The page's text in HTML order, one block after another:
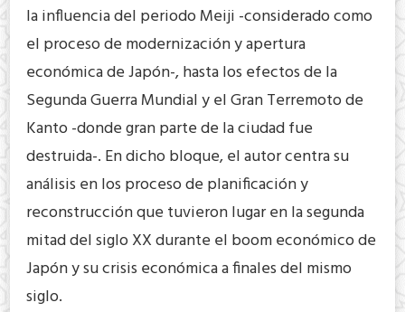
la influencia del periodo Meiji -considerado como
el proceso de modernización y apertura
económica de Japón-, hasta los efectos de la
Segunda Guerra Mundial y el Gran Terremoto de
Kanto -donde gran parte de la ciudad fue
destruida-. En dicho bloque, el autor centra su
análisis en los proceso de planificación y
reconstrucción que tuvieron lugar en la segunda
mitad del siglo XX durante el boom económico de
Japón y su crisis económica a finales del mismo
siglo.